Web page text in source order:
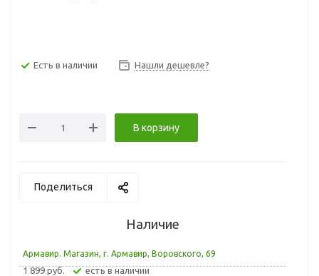
Есть в наличии Нашли дешевле?
В корзину
Поделиться
Наличие
Армавир. Магазин, г. Армавир, Воровского, 69
1 899 руб. Есть в наличии